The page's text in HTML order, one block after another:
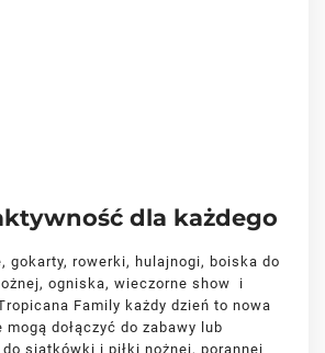
dla każdego
gokarty, rowerki, hulajnogi, boiska do
ogniska, wieczorne show i
Family każdy dzień to nowa
mogą dołączyć do zabawy lub
siatkówki i piłki nożnej, porannej